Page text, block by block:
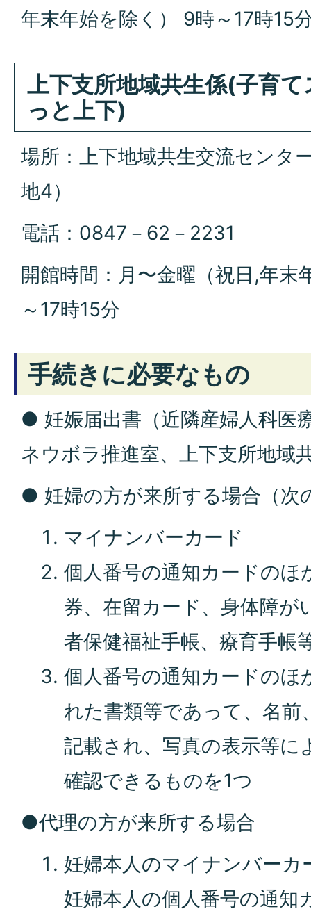
年末年始を除く） 9時～17時15
上下支所地域共生係(子育
っと上下)
場所：上下地域共生交流センタ
地4）
電話：0847－62－2231
開館時間：月〜金曜（祝日,年
～17時15分
手続きに必要なもの
● 妊娠届出書（近隣産婦人科医
ネウボラ推進室、上下支所地域
● 妊婦の方が来所する場合（次
マイナンバーカード
個人番号の通知カードのほ
券、在留カード、身体障が
者保健福祉手帳、療育手帳
個人番号の通知カードのほ
れた書類等であって、名前
記載され、写真の表示等に
確認できるものを1つ
●代理の方が来所する場合
妊婦本人のマイナンバー
妊婦本人の個人番号の通知